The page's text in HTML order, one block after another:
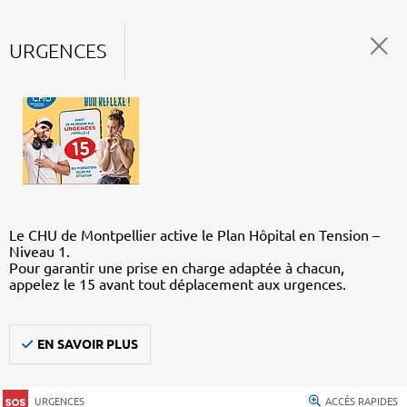
URGENCES
Le CHU de Montpellier active le Plan Hôpital en Tension –
Niveau 1.
Pour garantir une prise en charge adaptée à chacun,
appelez le 15 avant tout déplacement aux urgences.
EN SAVOIR PLUS
URGENCES ACCÈS RAPIDES